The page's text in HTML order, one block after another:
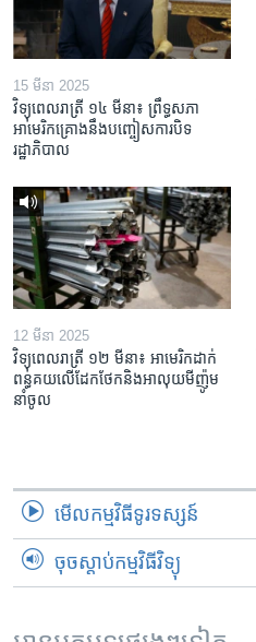
15 មីនា 2025
វិទ្យុពេលរាត្រី ១៤ មីនា៖ ព្រឹទ្ធសភា
អាមេរិកគ្រោងនឹងបញ្ចៀសការបិទ
រដ្ឋាភិបាល
12 មីនា 2025
វិទ្យុពេលរាត្រី ១២ មីនា៖ អាមេរិក​ដាក់​
ពន្ធគយ​លើ​ដែកថែក​និង​អាលុយ​មីញ៉ូម​
នាំចូល
មើល​កម្មវិធី​ទូរទស្សន៍
ចុចស្តាប់កម្មវិធីវិទ្យុ